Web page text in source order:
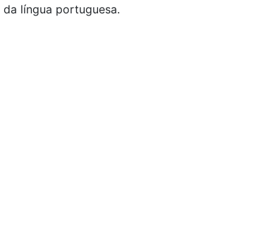
língua portuguesa.